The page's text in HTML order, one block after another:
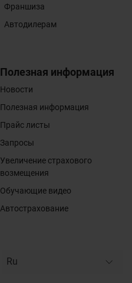
Франшиза
Автодилерам
Полезная информация
Новости
Полезная информация
Прайс листы
Запросы
Увеличение страхового
возмещения
Обучающие видео
Автострахование